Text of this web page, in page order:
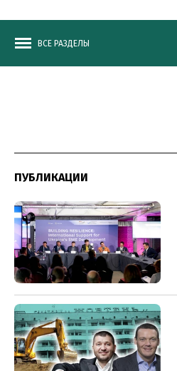
ВСЕ РАЗДЕЛЫ
ПУБЛИКАЦИИ